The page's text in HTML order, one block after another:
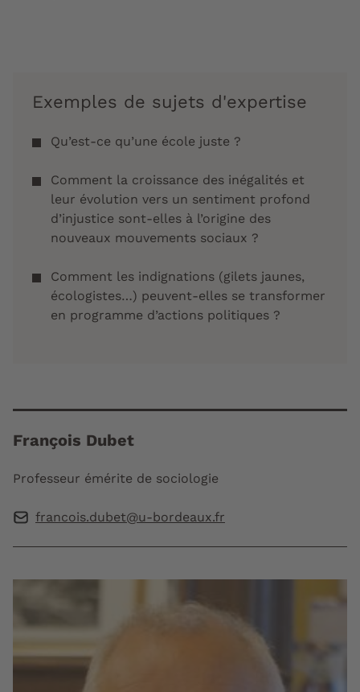
Exemples de sujets d'expertise
Qu’est-ce qu’une école juste ?
Comment la croissance des inégalités et
leur évolution vers un sentiment profond
d’injustice sont-elles à l’origine des
nouveaux mouvements sociaux ?
Comment les indignations (gilets jaunes,
écologistes…) peuvent-elles se transformer
en programme d’actions politiques ?
François Dubet
Professeur émérite de sociologie
francois.dubet@u-bordeaux.fr